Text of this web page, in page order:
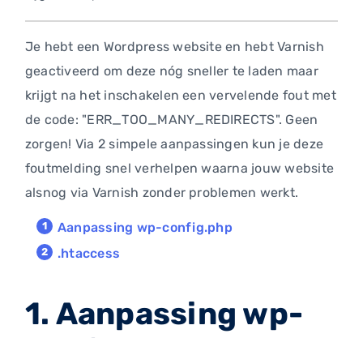
Je hebt een Wordpress website en hebt Varnish
geactiveerd om deze nóg sneller te laden maar
krijgt na het inschakelen een vervelende fout met
de code: "ERR_TOO_MANY_REDIRECTS". Geen
zorgen! Via 2 simpele aanpassingen kun je deze
foutmelding snel verhelpen waarna jouw website
alsnog via Varnish zonder problemen werkt.
Aanpassing wp-config.php
.htaccess
1. Aanpassing wp-